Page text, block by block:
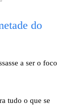
do
a ser o foco
tudo o que se